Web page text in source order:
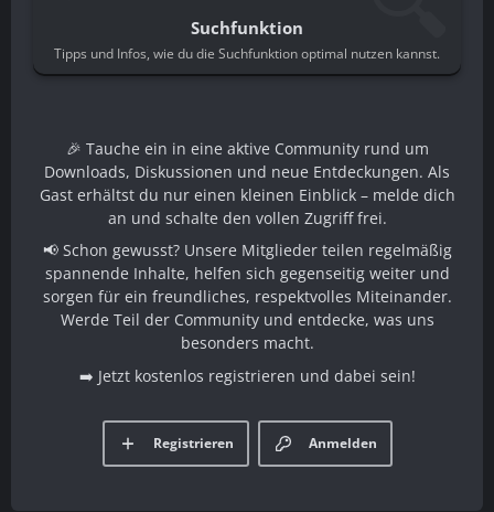
Suchfunktion
Tipps und Infos, wie du die Suchfunktion optimal nutzen kannst.
🎉 Tauche ein in eine aktive Community rund um
Downloads, Diskussionen und neue Entdeckungen. Als
Gast erhältst du nur einen kleinen Einblick – melde dich
an und schalte den vollen Zugriff frei.
📢 Schon gewusst? Unsere Mitglieder teilen regelmäßig
spannende Inhalte, helfen sich gegenseitig weiter und
sorgen für ein freundliches, respektvolles Miteinander.
Werde Teil der Community und entdecke, was uns
besonders macht.
➡️ Jetzt kostenlos registrieren und dabei sein!
Anmelden
Registrieren